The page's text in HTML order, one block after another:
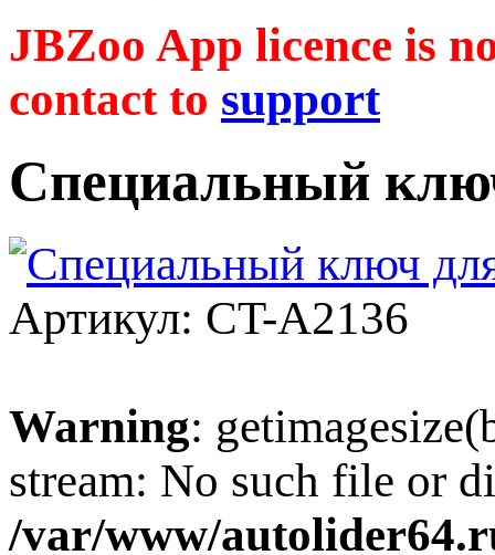
JBZoo App licence is
contact to support
Специальный
Артикул: CT-A2136
Warning:
stream: No such file or
/var/www/